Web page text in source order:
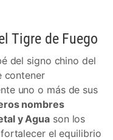
Tigre de Fuego
del signo chino del
contener
uno o más de sus
nombres
y Agua son los
el equilibrio